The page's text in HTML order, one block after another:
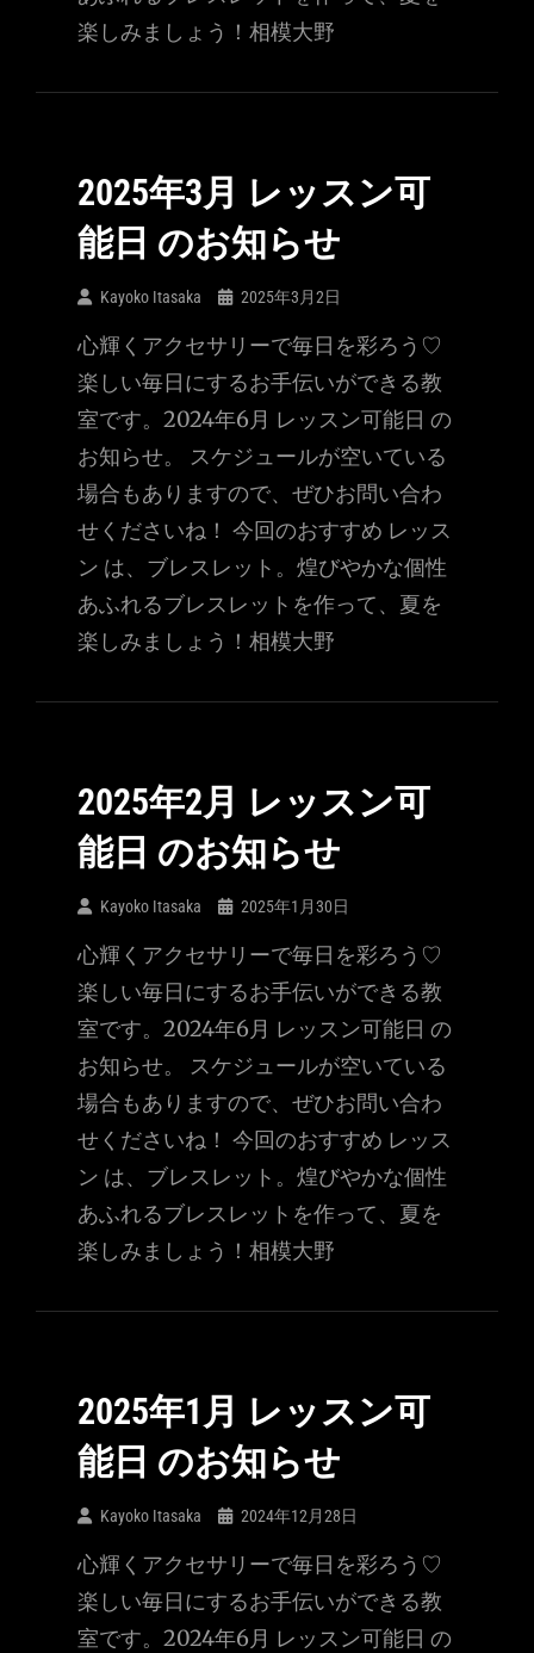
楽しみましょう！相模大野
2025年3月 レッスン可
能日 のお知らせ
Kayoko Itasaka 2025年3月2日
心輝くアクセサリーで毎日を彩ろう♡
楽しい毎日にするお手伝いができる教
室です。2024年6月 レッスン可能日 の
お知らせ。 スケジュールが空いている
場合もありますので、ぜひお問い合わ
せくださいね！ 今回のおすすめ レッス
ン は、ブレスレット。煌びやかな個性
あふれるブレスレットを作って、夏を
楽しみましょう！相模大野
2025年2月 レッスン可
能日 のお知らせ
Kayoko Itasaka 2025年1月30日
心輝くアクセサリーで毎日を彩ろう♡
楽しい毎日にするお手伝いができる教
室です。2024年6月 レッスン可能日 の
お知らせ。 スケジュールが空いている
場合もありますので、ぜひお問い合わ
せくださいね！ 今回のおすすめ レッス
ン は、ブレスレット。煌びやかな個性
あふれるブレスレットを作って、夏を
楽しみましょう！相模大野
2025年1月 レッスン可
能日 のお知らせ
Kayoko Itasaka 2024年12月28日
心輝くアクセサリーで毎日を彩ろう♡
楽しい毎日にするお手伝いができる教
室です。2024年6月 レッスン可能日 の